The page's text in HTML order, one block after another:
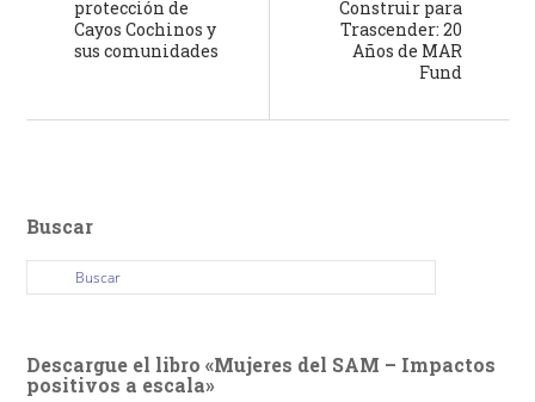
protección de
Cayos Cochinos y
sus comunidades
Construir para
Trascender: 20
Años de MAR
Fund
Buscar
Descargue el libro «Mujeres del SAM – Impactos
positivos a escala»